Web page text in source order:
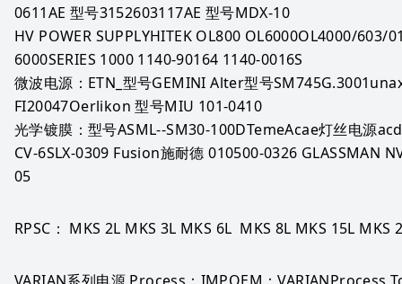
0611AE 型号3152603117AE 型号MDX-10
HV POWER SUPPLYHITEK OL800 OL6000OL4000/603/
6000SERIES 1000 1140-90164 1140-0016S
微波电源：ETN_型号GEMINI Alter型号
FI20047Oerlikon 型号MIU 101-0410
光学镀膜：型号ASML--SM30-100DTemeAcae灯丝电源
CV-6SLX-0309 Fusion施耐德 010500-0326 GLASSMAN
05
RPSC： MKS 2L MKS 3L MKS 6L  MKS 8L MKS 15L MKS